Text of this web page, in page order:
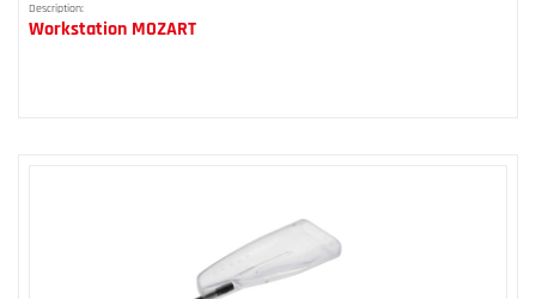
Description:
Workstation MOZART